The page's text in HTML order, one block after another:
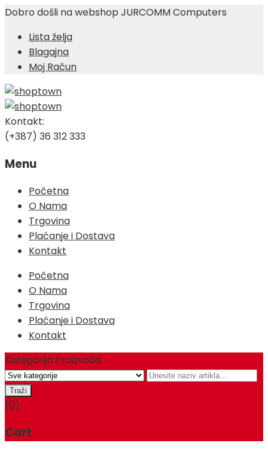
Dobro došli na webshop JURCOMM Computers
Lista želja
Blagajna
Moj Račun
Kontakt:
(+387) 36 312 333
Menu
Skip
content
Početna
O Nama
Trgovina
Plaćanje i Dostava
Kontakt
Početna
O Nama
Trgovina
Plaćanje i Dostava
Kontakt
Kategorija Proizvoda
(0)
Cart